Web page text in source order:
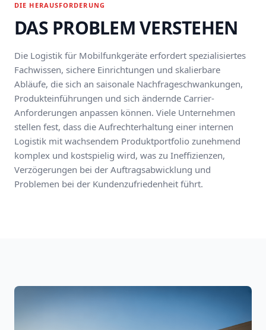
DIE HERAUSFORDERUNG
DAS PROBLEM VERSTEHEN
Die Logistik für Mobilfunkgeräte erfordert spezialisiertes
Fachwissen, sichere Einrichtungen und skalierbare
Abläufe, die sich an saisonale Nachfrageschwankungen,
Produkteinführungen und sich ändernde Carrier-
Anforderungen anpassen können. Viele Unternehmen
stellen fest, dass die Aufrechterhaltung einer internen
Logistik mit wachsendem Produktportfolio zunehmend
komplex und kostspielig wird, was zu Ineffizienzen,
Verzögerungen bei der Auftragsabwicklung und
Problemen bei der Kundenzufriedenheit führt.